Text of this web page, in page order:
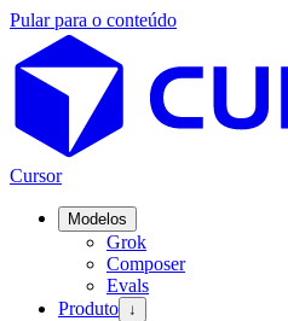
Pular para o conteúdo
Cursor
Modelos
Grok
Composer
Evals
Produto ↓